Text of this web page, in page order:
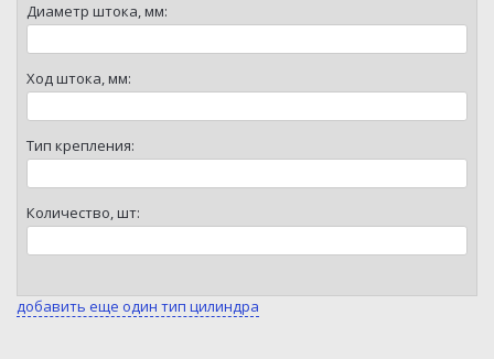
Диаметр штока, мм:
Ход штока, мм:
Тип крепления:
Количество, шт:
добавить еще один тип цилиндра